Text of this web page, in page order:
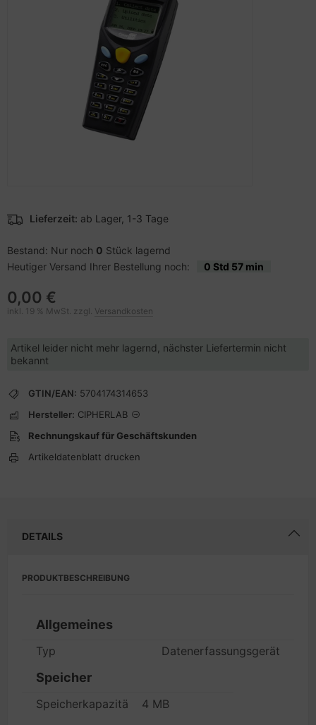
Lieferzeit: ab Lager, 1-3 Tage
Bestand: Nur noch 0 Stück lagernd
Heutiger Versand Ihrer Bestellung noch:
0 Std 57 min
0,00 €
inkl. 19 % MwSt. zzgl. Versandkosten
Artikel leider nicht mehr lagernd, nächster Liefertermin nicht
bekannt
GTIN/EAN: 5704174314653
Hersteller: CIPHERLAB
Rechnungskauf für Geschäftskunden
Artikeldatenblatt drucken
DETAILS
PRODUKTBESCHREIBUNG
Allgemeines
Typ Datenerfassungsgerät
Speicher
Speicherkapazität 4 MB
CD/DVD/BluRay
& Festplatten
Mainboards
Netzwerkgeräte
Folien, Etiketten
& Tragebehältnisse
CD-/DVD-Rohlinge